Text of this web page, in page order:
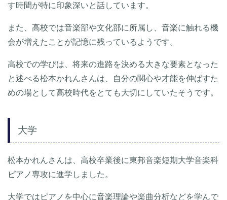
す時間が特に印象深いと話しています。
また、高校では音楽部や文化部に所属し、音楽に触れる機
会が増えたことが記憶に残っているようです。
高校での学びは、将来の進路を決める大きな要素となった
と述べる松本かれんさんは、自分の関心や才能を伸ばすた
めの場として高校時代をとても大切にしていたそうです。
大学
松本かれんさんは、高校卒業後に東邦音楽短期大学音楽科
ピアノ専攻に進学しました。
大学ではピアノを中心に音楽理論や楽曲分析などを学んで